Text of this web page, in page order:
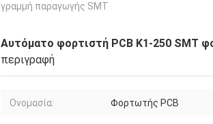
γραμμή παραγωγής SMT
Αυτόματο φορτιστή PCB K1-250 SMT
περιγραφή
Ονομασία: Φορτωτής PCB